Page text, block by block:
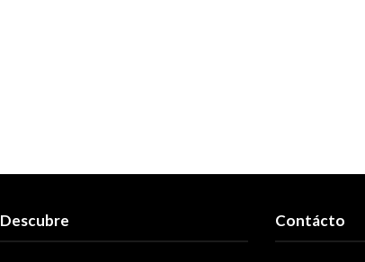
Descubre Contácto